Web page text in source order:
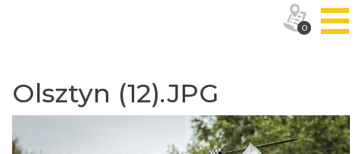
Olsztyn (12).JPG
0